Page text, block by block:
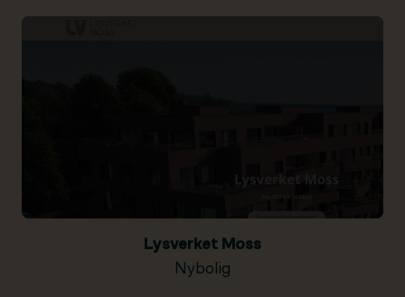
Lysverket Moss
Nybolig